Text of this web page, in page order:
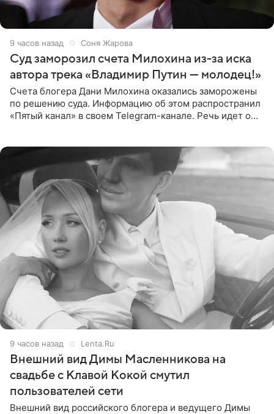
9 часов назад Соня Жарова
Суд заморозил счета Милохина из-за иска
автора трека «Владимир Путин — молодец!»
Счета блогера Дани Милохина оказались заморожены
по решению суда. Информацию об этом распространил
«Пятый канал» в своем Telegram-канале. Речь идет о
9 часов назад Lenta.Ru
Внешний вид Димы Масленникова на
свадьбе с Клавой Кокой смутил
пользователей сети
Внешний вид российского блогера и ведущего Димы